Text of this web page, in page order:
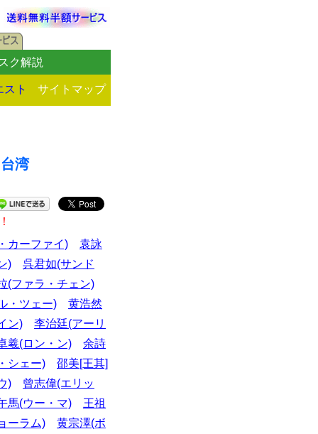
ク解説
スト サイトマップ
湾
カーファイ)
袁詠
)
呉君如(サンド
(ファラ・チェン)
・ツェー)
黄浩然
ン)
李治廷(アーリ
羲(ロン・ン)
余詩
シェー)
邵美[王其]
)
曾志偉(エリッ
馬(ウー・マ)
王祖
ーラム)
黄宗澤(ボ